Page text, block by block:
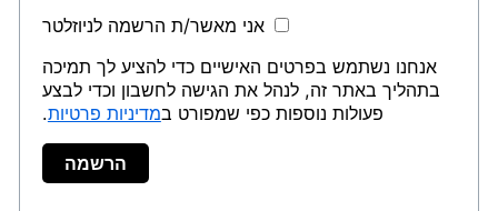
אני מאשר/ת הרשמה לניוזלטר
אנחנו נשתמש בפרטים האישיים כדי להציע לך תמיכה
בתהליך באתר זה, לנהל את הגישה לחשבון וכדי לבצע
פעולות נוספות כפי שמפורט במדיניות פרטיות.
הרשמה